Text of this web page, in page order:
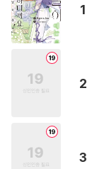
1
2
3